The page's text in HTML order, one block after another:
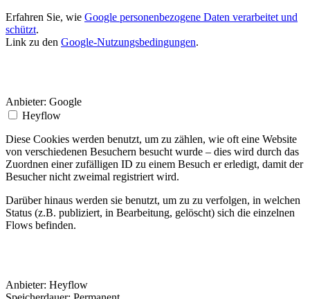
Erfahren Sie, wie Google personenbezogene Daten verarbeitet und
schützt.
Link zu den Google-Nutzungsbedingungen.
Anbieter: Google
Heyflow
Diese Cookies werden benutzt, um zu zählen, wie oft eine Website
von verschiedenen Besuchern besucht wurde – dies wird durch das
Zuordnen einer zufälligen ID zu einem Besuch er erledigt, damit der
Besucher nicht zweimal registriert wird.
Darüber hinaus werden sie benutzt, um zu zu verfolgen, in welchen
Status (z.B. publiziert, in Bearbeitung, gelöscht) sich die einzelnen
Flows befinden.
Anbieter: Heyflow